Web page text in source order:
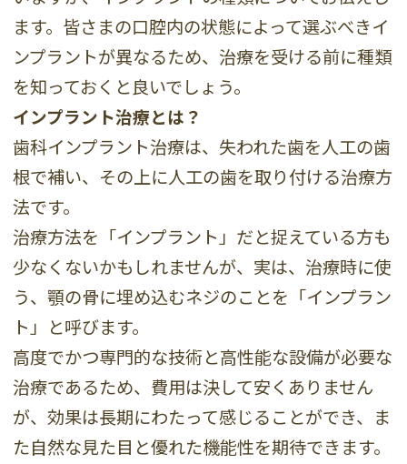
ます。皆さまの口腔内の状態によって選ぶべきイ
ンプラントが異なるため、治療を受ける前に種類
を知っておくと良いでしょう。
インプラント治療とは？
歯科インプラント治療は、失われた歯を人工の歯
根で補い、その上に人工の歯を取り付ける治療方
法です。
治療方法を「インプラント」だと捉えている方も
少なくないかもしれませんが、実は、治療時に使
う、顎の骨に埋め込むネジのことを「インプラン
ト」と呼びます。
高度でかつ専門的な技術と高性能な設備が必要な
治療であるため、費用は決して安くありません
が、効果は長期にわたって感じることができ、ま
た自然な見た目と優れた機能性を期待できます。